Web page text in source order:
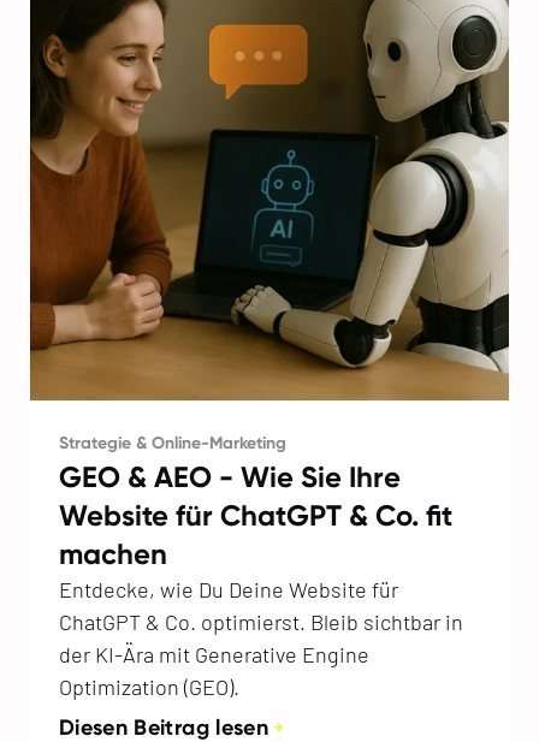
Strategie & Online-Marketing
GEO & AEO - Wie Sie Ihre
Website für ChatGPT & Co. fit
machen
Entdecke, wie Du Deine Website für
ChatGPT & Co. optimierst. Bleib sichtbar in
der KI-Ära mit Generative Engine
Optimization (GEO).
Diesen Beitrag lesen